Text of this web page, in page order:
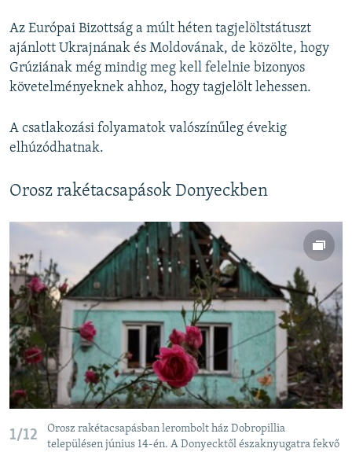
Az Európai Bizottság a múlt héten tagjelöltstátuszt
ajánlott Ukrajnának és Moldovának, de közölte, hogy
Grúziának még mindig meg kell felelnie bizonyos
követelményeknek ahhoz, hogy tagjelölt lehessen.
A csatlakozási folyamatok valószínűleg évekig
elhúzódhatnak.
Orosz rakétacsapások Donyeckben
1/12
Orosz rakétacsapásban lerombolt ház Dobropillia
településen június 14-én. A Donyecktől északnyugatra fekvő